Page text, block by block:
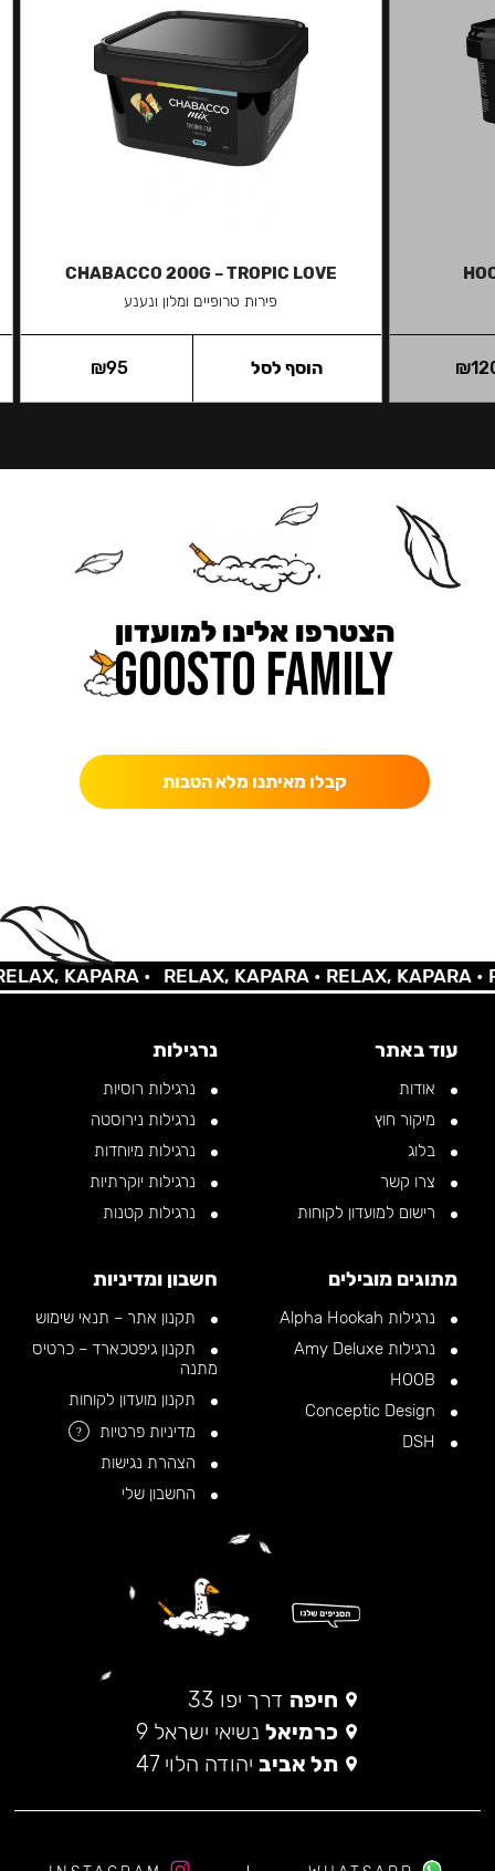
₪
CHABACCO 200G – TROPIC LOVE
פירות טרופיים ומלון ונענע
₪95 הוסף לסל
הצטרפו אלינו למועדון
קבלו מאיתנו מלא הטבות
KAPARA • RELAX, KAPARA •RELAX, KAPARA •
עוד באתר
אודות
מיקור חוץ
בלוג
צרו קשר
רישום למועדון לקוחות
נרגילות
נרגילות רוסיות
נרגילות נירוסטה
נרגילות מיוחדות
נרגילות יוקרתיות
נרגילות קטנות
מתוגים מובילים
נרגילות Alpha Hookah
נרגילות Amy Deluxe
חשבון ומדיניות
תקנון אתר – תנאי שימוש
תקנון גיפטכארד – כרטיס
מתנה
תקנון מועדון לקוחות
מדיניות פרטיות
?
הצהרת נגישות
החשבון שלי
חיפה דרך יפו 33
כרמיאל נשיאי ישראל 9
תל אביב יהודה הלוי 47